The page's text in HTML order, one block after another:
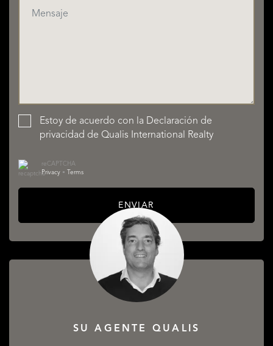
Estoy de acuerdo con la Declaración de
privacidad de Qualis International Realty
reCAPTCHA
Privacy • Terms
ENVIAR
SU AGENTE QUALIS